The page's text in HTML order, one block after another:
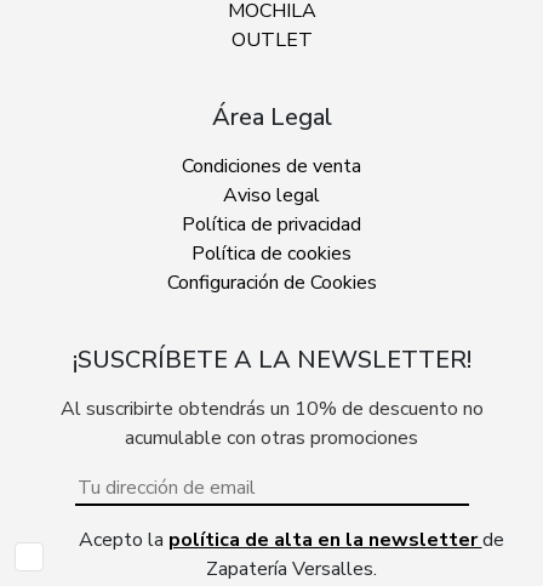
MOCHILA
OUTLET
Área Legal
Condiciones de venta
Aviso legal
Política de privacidad
Política de cookies
Configuración de Cookies
¡SUSCRÍBETE A LA NEWSLETTER!
Al suscribirte obtendrás un 10% de descuento no
acumulable con otras promociones
Acepto la política de alta en la newsletterde
Zapatería Versalles.